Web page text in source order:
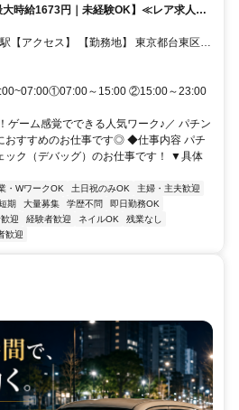
大時給1673円｜未経験OK】≪レア求人≫
ック＠台東区御徒町♪学生・フリーター・
のかんたんWEB登録！(FJ)
【アクセス】 【勤務地】 東京都台東区御
2-3-13 大橋ビル4F （新宿御苑前駅より徒
要のWEB登録開催中！～15:00 ②15:00～23:00
ゲーム感覚でできる人気ワーク♪／ パチン
おすすめのお仕事です◎ ◆仕事内容 パチ
ック（デバッグ）のお仕事です！ ▼具体
・WワークOK 土日祝のみOK
主婦・主夫歓迎
期 大量募集 学歴不問
即日勤務OK
迎 経験者歓迎 ネイルOK
残業なし
歓迎